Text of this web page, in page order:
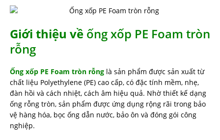
Giới thiệu về ống xốp PE Foam tròn
rỗng
Ống xốp PE Foam tròn rỗng là sản phẩm được sản xuất từ
chất liệu Polyethylene (PE) cao cấp, có đặc tính mềm, nhẹ,
đàn hồi và cách nhiệt, cách âm hiệu quả. Nhờ thiết kế dạng
ống rỗng tròn, sản phẩm được ứng dụng rộng rãi trong bảo
vệ hàng hóa, bọc ống dẫn nước, bảo ôn và đóng gói công
nghiệp.